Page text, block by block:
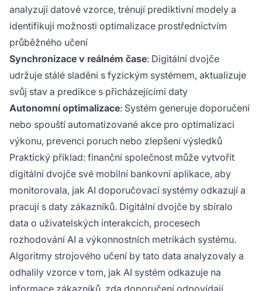
analyzují datové vzorce, trénují prediktivní modely a
identifikují možnosti optimalizace prostřednictvím
průběžného učení
Synchronizace v reálném čase: Digitální dvojče
udržuje stálé sladění s fyzickým systémem, aktualizuje
svůj stav a predikce s přicházejícími daty
Autonomní optimalizace: Systém generuje doporučení
nebo spouští automatizované akce pro optimalizaci
výkonu, prevenci poruch nebo zlepšení výsledků
Praktický příklad: finanční společnost může vytvořit
digitální dvojče své mobilní bankovní aplikace, aby
monitorovala, jak AI doporučovací systémy odkazují a
pracují s daty zákazníků. Digitální dvojče by sbíralo
data o uživatelských interakcích, procesech
rozhodování AI a výkonnostních metrikách systému.
Algoritmy strojového učení by tato data analyzovaly a
odhalily vzorce v tom, jak AI systém odkazuje na